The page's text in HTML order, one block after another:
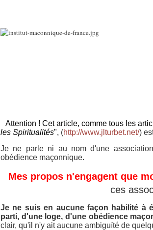
Attention ! Cet article, comme tous les
les Spiritualités", (http://www.jlturbet.net/)
Je ne parle ni au nom d'une
obédience maçonnique.
Mes propos n'engagent que
ces
Je ne suis en aucune façon habilité à
parti, d'une loge, d'une obédience
clair, qu'il n'y ait aucune ambiguïté de